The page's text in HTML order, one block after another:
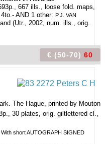
667 ills., loose fold. maps,
AND 1 other: P.J. VAN
(Utr., 2002, num. ills., orig.
€ (50-70) 60
The Hague, printed by Mouton
30 plates, orig. giltlettered cl.,
short AUTOGRAPH SIGNED